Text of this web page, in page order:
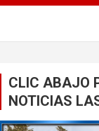
CLIC ABAJO
NOTICIAS